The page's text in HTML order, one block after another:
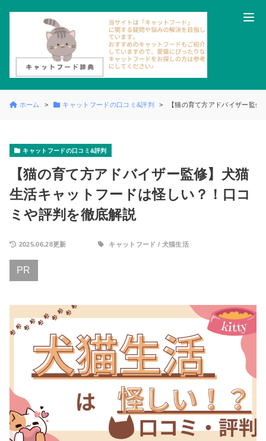
ホーム キャットフードの口コミ&評判 【猫の育て方アドバイザー監
キャットフードの口コミ&評判
【猫の育て方アドバイザー監修】犬猫
生活キャットフードは怪しい？！口コ
ミや評判を徹底解説
2025.06.28更新 キャットフード / 犬猫生活
PR